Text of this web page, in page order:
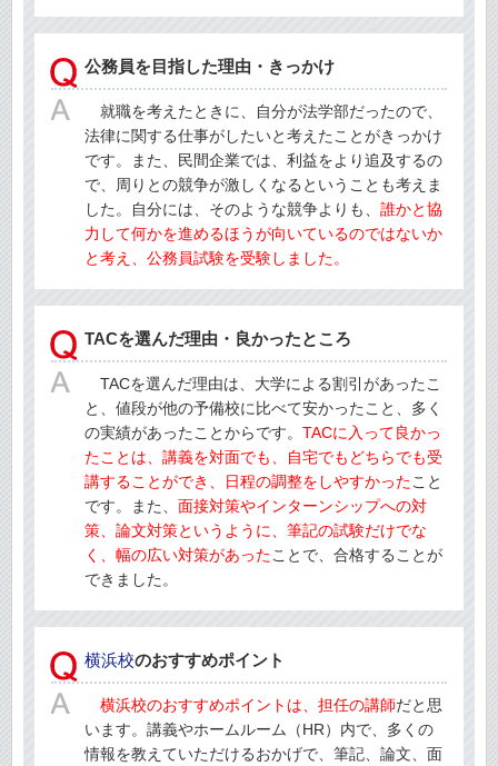
公務員を目指した理由・きっかけ
就職を考えたときに、自分が法学部だったので、
法律に関する仕事がしたいと考えたことがきっかけ
です。また、民間企業では、利益をより追及するの
で、周りとの競争が激しくなるということも考えま
した。自分には、そのような競争よりも、 誰かと協
力して何かを進めるほうが向いているのではないか
と考え、公務員試験を受験しました。
TACを選んだ理由・良かったところ
TACを選んだ理由は、大学による割引があったこ
と、値段が他の予備校に比べて安かったこと、多く
の実績があったことからです。 TACに入って良かっ
たことは、講義を対面でも、自宅でもどちらでも受
講することができ、日程の調整をしやすかったこと
です。また、 面接対策やインターンシップへの対
策、論文対策というように、筆記の試験だけでな
く、幅の広い対策があったことで、合格することが
できました。
横浜校のおすすめポイント
横浜校のおすすめポイントは、担任の講師だと思
います。講義やホームルーム（HR）内で、多くの
情報を教えていただけるおかげで、筆記、論文、面